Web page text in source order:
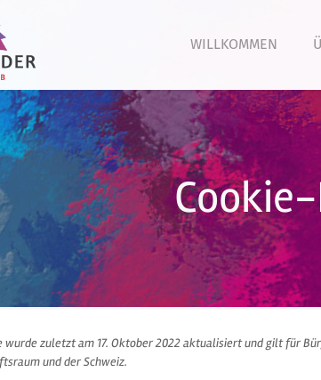
WILLKOMMEN
wurde zuletzt am 17. Oktober 2022 aktualisiert und gilt für
und der Schweiz.